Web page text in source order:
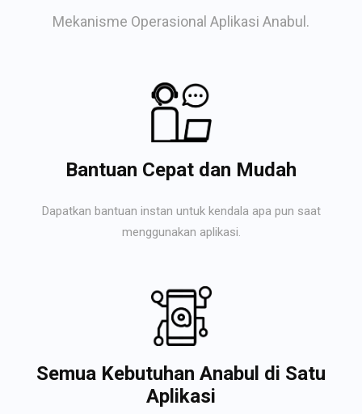
Mekanisme Operasional Aplikasi Anabul.
Bantuan Cepat dan Mudah
Dapatkan bantuan instan untuk kendala apa pun saat
menggunakan aplikasi.
Semua Kebutuhan Anabul di Satu
Aplikasi